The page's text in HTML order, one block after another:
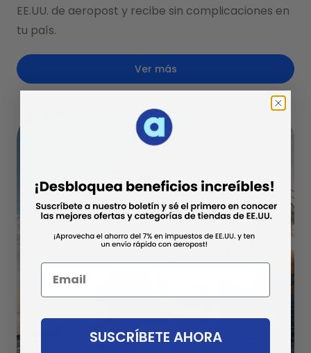
EE.UU. de aeropost y recibe sin complicaciones en
tu país.
Ver más
SUSCRÍBETE AHORA